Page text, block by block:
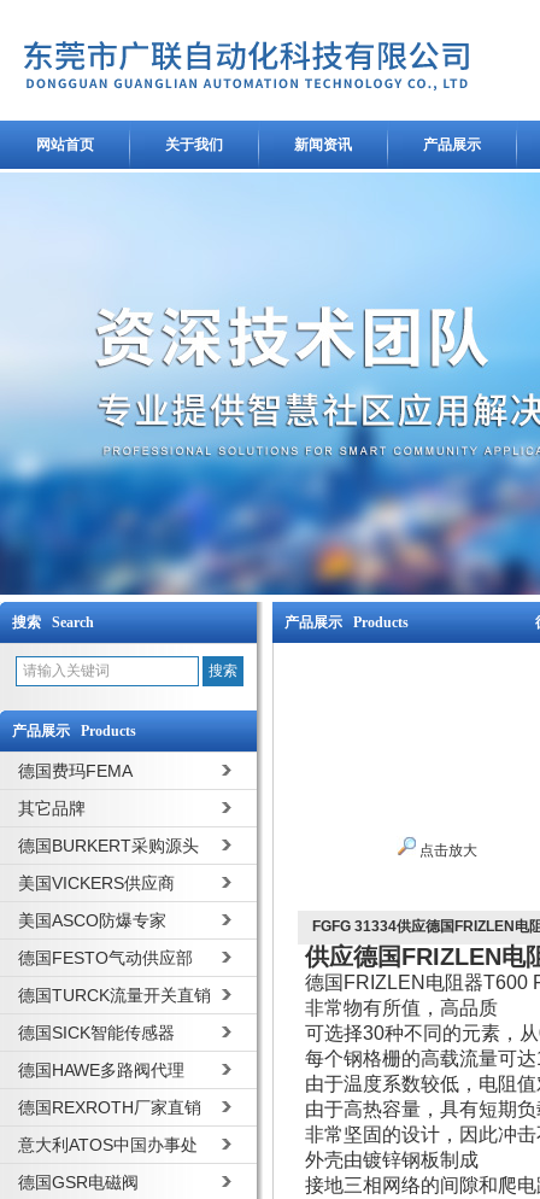
网站首页 关于我们 新闻资讯 产品展示
搜索 Search
产品展示 Products
德国费玛FEMA
其它品牌
德国BURKERT采购源头
美国VICKERS供应商
美国ASCO防爆专家
德国FESTO气动供应部
德国TURCK流量开关直销
德国SICK智能传感器
德国HAWE多路阀代理
德国REXROTH厂家直销
意大利ATOS中国办事处
德国GSR电磁阀
产品展示 Products
点击放大
FGFG 31334供应德国FRIZLEN电
供应德国FRIZLEN电
德国FRIZLEN电阻器T600
非常物有所值，高品质
可选择30种不同的元素，
每个钢格栅的高载流量可
由于温度系数较低，电阻
由于高热容量，具有短期
非常坚固的设计，因此冲
外壳由镀锌钢板制成
接地三相网络的间隙和爬